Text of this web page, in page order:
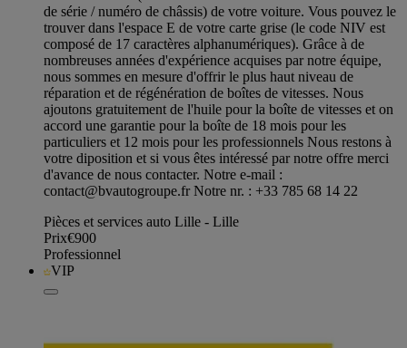
de série / numéro de châssis) de votre voiture. Vous pouvez le
trouver dans l'espace E de votre carte grise (le code NIV est
composé de 17 caractères alphanumériques). Grâce à de
nombreuses années d'expérience acquises par notre équipe,
nous sommes en mesure d'offrir le plus haut niveau de
réparation et de régénération de boîtes de vitesses. Nous
ajoutons gratuitement de l'huile pour la boîte de vitesses et on
accord une garantie pour la boîte de 18 mois pour les
particuliers et 12 mois pour les professionnels Nous restons à
votre diposition et si vous êtes intéressé par notre offre merci
d'avance de nous contacter. Notre e-mail :
contact@bvautogroupe.frNotre nr. : +33 785 68 14 22
Pièces et services auto Lille - Lille
Prix€900
Professionnel
VIP